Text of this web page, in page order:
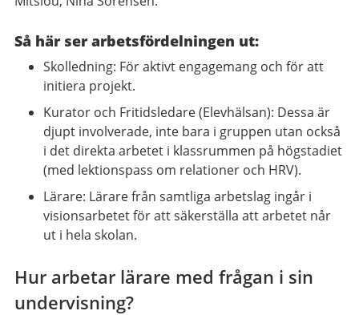
Så här ser arbetsfördelningen ut:
Skolledning: För aktivt engagemang och för att
initiera projekt.
Kurator och Fritidsledare (Elevhälsan): Dessa är
djupt involverade, inte bara i gruppen utan också
i det direkta arbetet i klassrummen på högstadiet
(med lektionspass om relationer och HRV).
Lärare: Lärare från samtliga arbetslag ingår i
visionsarbetet för att säkerställa att arbetet når
ut i hela skolan.
Hur arbetar lärare med frågan i sin
undervisning?